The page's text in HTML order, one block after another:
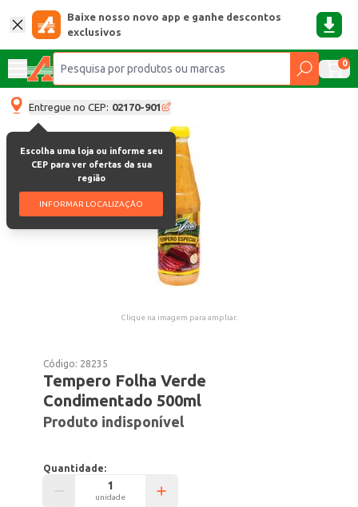
Baixe nosso novo app e ganhe descontos
exclusivos
0
Entregue no CEP: 02170-901
Escolha uma loja ou informe seu
CEP para ver ofertas da sua
região
INFORMAR LOCALIZAÇÃO
Clique na imagem para ampliar.
Código: 28235
Tempero Folha Verde
Condimentado 500ml
Produto indisponível
Quantidade:
unidade